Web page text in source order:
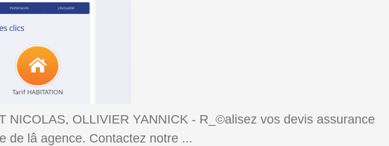
NICOLAS, OLLIVIER YANNICK - R_©alisez vos devis assurance
de lâ agence. Contactez notre ...